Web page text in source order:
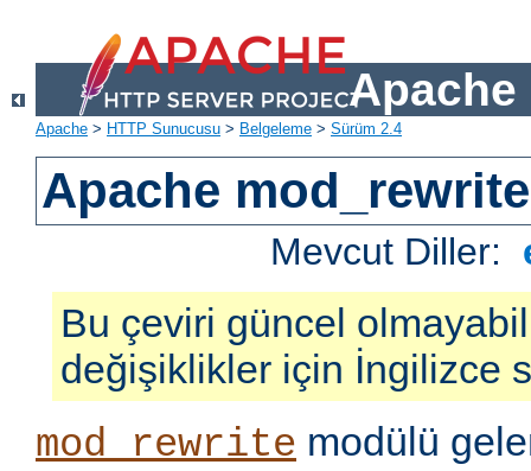
Apache
Apache > HTTP Sunucusu > Belgeleme > Sürüm 2.4
Apache mod_rewrite
Mevcut Diller:
Bu çeviri güncel
değişiklikler için İngilizce
mod_rewrite modülü